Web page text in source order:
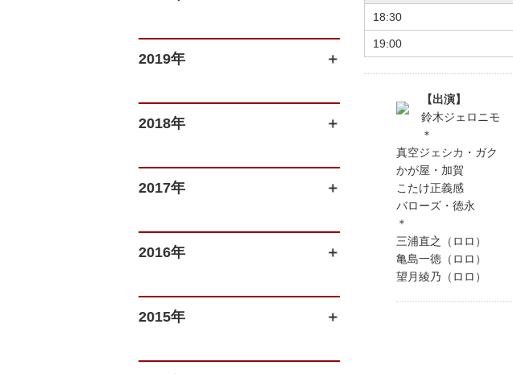
2019年
2018年
2017年
2016年
2015年
18:30
19:00
【出演】
鈴木ジェロニモ
＊
真空ジェシカ・ガク
かが屋・加賀
こたけ正義感
バローズ・徳永
＊
三浦直之（ロロ）
亀島一徳（ロロ）
望月綾乃（ロロ）